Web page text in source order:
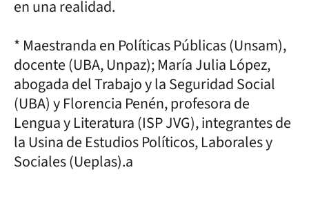
en una realidad.
* Maestranda en Políticas Públicas (Unsam),
docente (UBA, Unpaz); María Julia López,
abogada del Trabajo y la Seguridad Social
(UBA) y Florencia Penén, profesora de
Lengua y Literatura (ISP JVG), integrantes de
la Usina de Estudios Políticos, Laborales y
Sociales (Ueplas).a